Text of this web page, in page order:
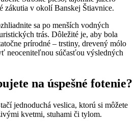
zákutia v okolí Banskej Štiavnice.
sa po menších vodných
trás. Dôležité je, aby bola
prírodné – trstiny, drevený mólo
neoceniteľnou súčasťou výsledných
na úspešné fotenie?
jednoduchá veslica, ktorú si môžete
kvetmi, stuhami či tylom.